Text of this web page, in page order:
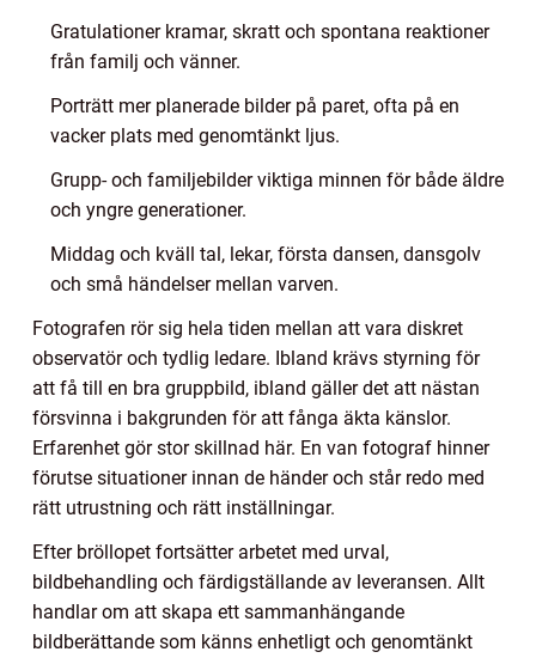
Gratulationer kramar, skratt och spontana reaktioner
från familj och vänner.
Porträtt mer planerade bilder på paret, ofta på en
vacker plats med genomtänkt ljus.
Grupp- och familjebilder viktiga minnen för både äldre
och yngre generationer.
Middag och kväll tal, lekar, första dansen, dansgolv
och små händelser mellan varven.
Fotografen rör sig hela tiden mellan att vara diskret
observatör och tydlig ledare. Ibland krävs styrning för
att få till en bra gruppbild, ibland gäller det att nästan
försvinna i bakgrunden för att fånga äkta känslor.
Erfarenhet gör stor skillnad här. En van fotograf hinner
förutse situationer innan de händer och står redo med
rätt utrustning och rätt inställningar.
Efter bröllopet fortsätter arbetet med urval,
bildbehandling och färdigställande av leveransen. Allt
handlar om att skapa ett sammanhängande
bildberättande som känns enhetligt och genomtänkt